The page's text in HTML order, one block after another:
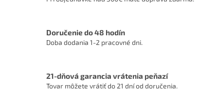
Doručenie do 48 hodín
Doba dodania 1-2 pracovné dni.
21-dňová garancia vrátenia peňazí
Tovar môžete vrátiť do 21 dní od doručenia.